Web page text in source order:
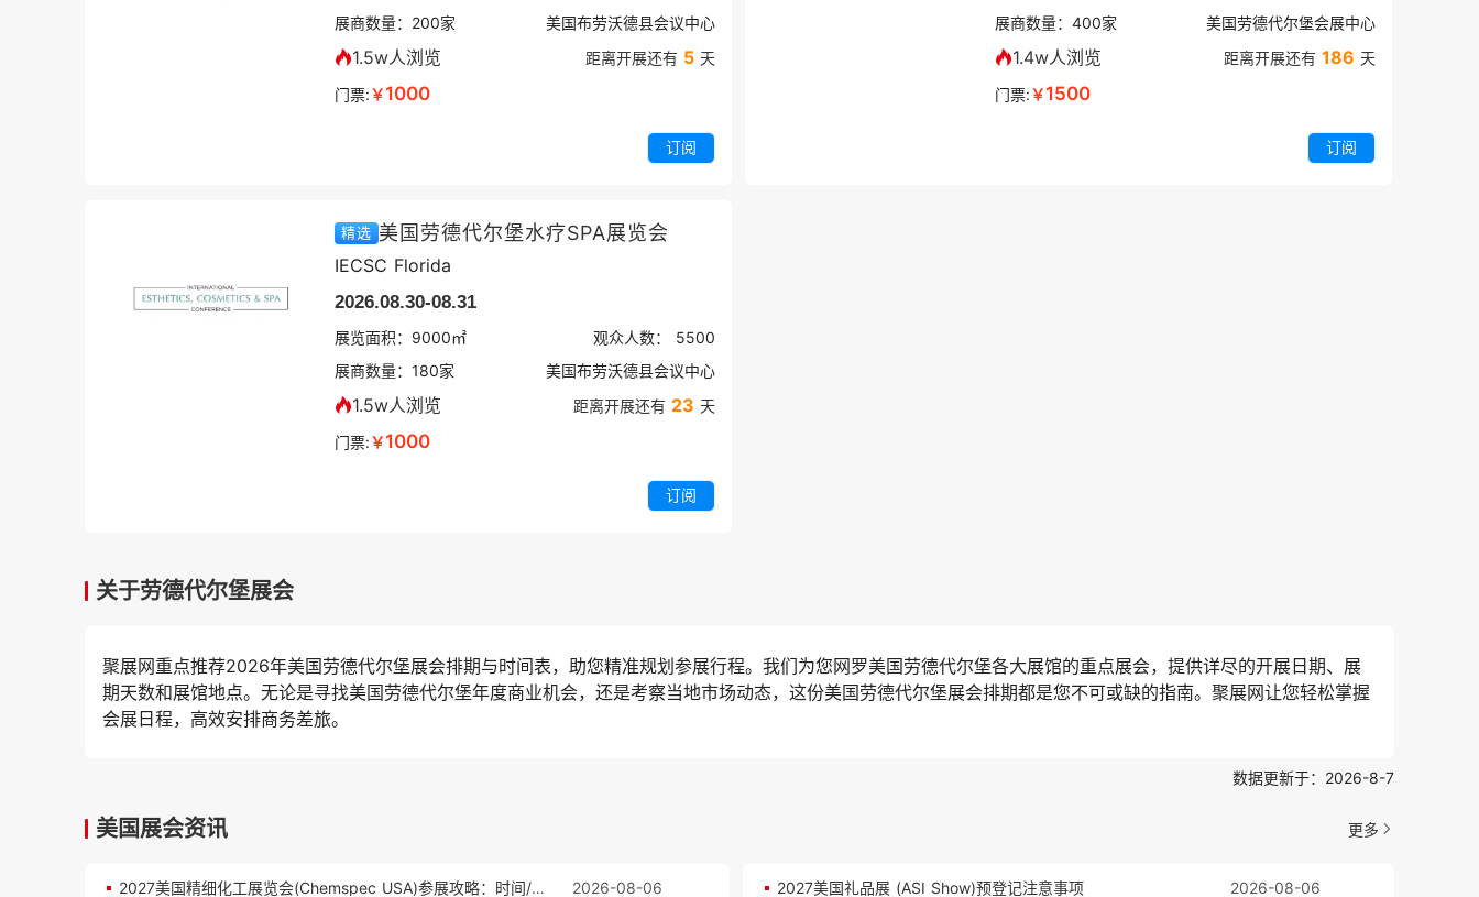
展商数量： 200家 美国布劳沃德县会议中心
1.5w人浏览 距离开展还有 5 天
门票:￥1000
订阅
展商数量： 400家 美国劳德代尔堡会展中心
1.4w人浏览 距离开展还有 186 天
门票:￥1500
订阅
精选 美国劳德代尔堡水疗SPA展览会
IECSC Florida
2026.08.30-08.31
展览面积： 9000㎡ 观众人数： 5500
展商数量： 180家 美国布劳沃德县会议中心
1.5w人浏览 距离开展还有 23 天
门票:￥1000
订阅
关于劳德代尔堡展会
聚展网重点推荐2026年美国劳德代尔堡展会排期与时间表，助您精准规划参展行程。我们为您网罗美国劳德代尔堡各大展馆的重点展会，提供详尽的开展日期、展
期天数和展馆地点。无论是寻找美国劳德代尔堡年度商业机会，还是考察当地市场动态，这份美国劳德代尔堡展会排期都是您不可或缺的指南。聚展网让您轻松掌握
会展日程，高效安排商务差旅。
数据更新于：2026-8-7
美国展会资讯 更多
2027美国精细化工展览会(Chemspec USA)参展攻略：时间/地点/门票怎么买？ 2026-08-06 2027美国礼品展 (ASI Show)预登记注意事项 2026-08-06